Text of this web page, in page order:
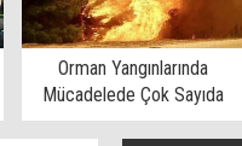
Orman Yangınlarında
Mücadelede Çok Sayıda
Ev Tahliye Edildi